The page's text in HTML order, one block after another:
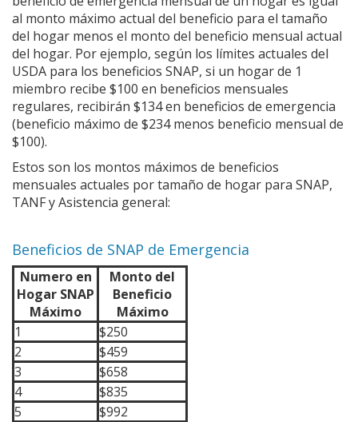
al monto máximo actual del beneficio para el tamaño
del hogar menos el monto del beneficio mensual actual
del hogar. Por ejemplo, según los límites actuales del
USDA para los beneficios SNAP, si un hogar de 1
miembro recibe $100 en beneficios mensuales
regulares, recibirán $134 en beneficios de emergencia
(beneficio máximo de $234 menos beneficio mensual de
$100).
Estos son los montos máximos de beneficios
mensuales actuales por tamaño de hogar para SNAP,
TANF y Asistencia general:
Beneficios de SNAP de Emergencia
Numero en
Hogar SNAP
Máximo
Monto del
Beneficio
Máximo
1
$250
2
$459
3
$658
4
$835
5
$992